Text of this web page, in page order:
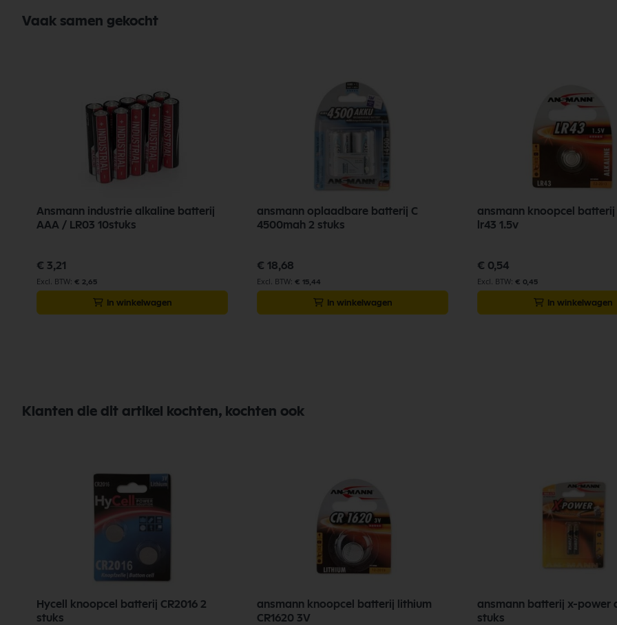
Vaak samen gekocht
Ansmann industrie alkaline batterij
AAA / LR03 10stuks
€ 3,21
€ 2,65
In winkelwagen
ansmann oplaadbare batterij C
4500mah 2 stuks
€ 18,68
€ 15,44
In winkelwagen
ansmann knoopcel batterij
lr43 1.5v
€ 0,54
€ 0,45
In winkelwagen
Klanten die dit artikel kochten, kochten ook
Hycell knoopcel batterij CR2016 2
stuks
ansmann knoopcel batterij lithium
CR1620 3V
ansmann batterij x-power
stuks